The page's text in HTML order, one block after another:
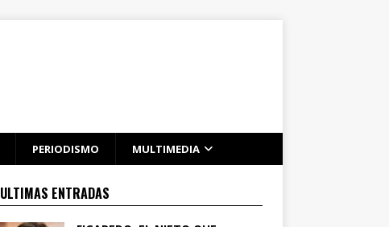
PERIODISMO MULTIMEDIA
ULTIMAS ENTRADAS